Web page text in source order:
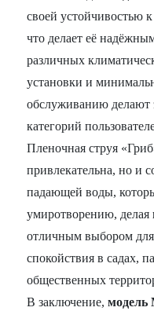
своей устойчивостью
что делает её
различных
установки и
обслуживанию делают
категорий
Пленочная струя
привлекательна, но и
падающей воды,
умиротворению, делая
отличным выбором
спокойствия в садах,
общественных
В заключение,модель